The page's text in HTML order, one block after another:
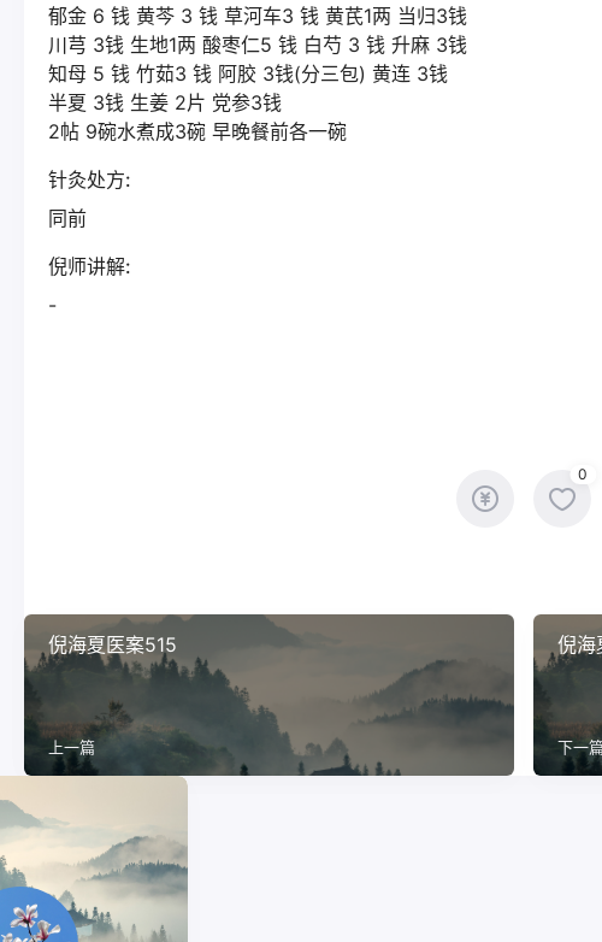
郁金 6 钱 黄芩 3 钱 草河车3 钱 黄芪1两 当归3钱
川芎 3钱 生地1两 酸枣仁5 钱 白芍 3 钱 升麻 3钱
知母 5 钱 竹茹3 钱 阿胶 3钱(分三包) 黄连 3钱
半夏 3钱 生姜 2片 党参3钱
2帖 9碗水煮成3碗 早晚餐前各一碗
针灸处方:
同前
倪师讲解:
-
0
倪海夏医案515
上一篇
倪海
下一